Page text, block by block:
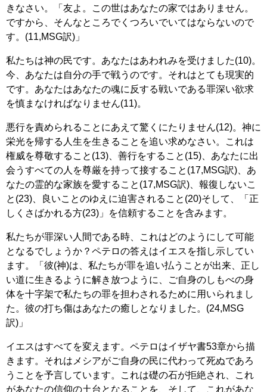
きなさい。「友よ。この世はあなたの家ではありません。
ですから、そんなところでくつろいでいてはならないので
す。(11,MSG訳)」
私たちは神の民です。あなたはあわれみを受けました(10)。
今、あなたは自分の手で戦うのです。それはとても現実的
です。あなたはあなたの魂に反する戦いである罪深い欲求
を慎まなければなりません(11)。
悪行を責められることにあえて驚くにたりません(12)。神に
栄光を帰する人生を生きることを追い求めなさい。これは
権威を尊敬すること(13)、善行をすること(15)、あなたに出
会うすべての人を尊厳を持って接すること(17,MSG訳)、あ
なたの霊的な家族を愛すること(17,MSG訳)、報復しないこ
と(23)、良いことのゆえに迫害されること(20)そして、「正
しくさばかれる方(23)」を信頼することを含みます。
私たちが罪深い人間である時、これはどのようにして可能
となるでしょうか？ペテロの答えはイエスを指し示してい
ます。「彼(神)は、私たちが罪を追い払うことが出来、正し
い道に生きるように解き放つように、ご自身のしもべの身
体を十字架で私たちの罪を担わされるために用いられまし
た。彼の打ち傷はあなたの癒しとなりました。(24,MSG
訳)」
イエスはすべてを変えます。ペテロはイザヤ書53章から描
きます。それはメシアがご自身の民に代わって死ぬであろ
うことを予言しています。これは礎の石が拒絶され、これ
があなたの信仰の土台となることを、そして、これがあな